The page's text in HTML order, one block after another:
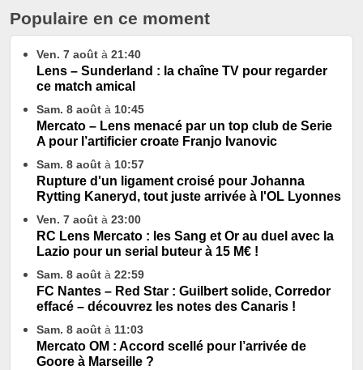
Populaire en ce moment
Ven. 7 août à 21:40
Lens – Sunderland : la chaîne TV pour regarder
ce match amical
Sam. 8 août à 10:45
Mercato – Lens menacé par un top club de Serie
A pour l’artificier croate Franjo Ivanovic
Sam. 8 août à 10:57
Rupture d'un ligament croisé pour Johanna
Rytting Kaneryd, tout juste arrivée à l'OL Lyonnes
Ven. 7 août à 23:00
RC Lens Mercato : les Sang et Or au duel avec la
Lazio pour un serial buteur à 15 M€ !
Sam. 8 août à 22:59
FC Nantes – Red Star : Guilbert solide, Corredor
effacé – découvrez les notes des Canaris !
Sam. 8 août à 11:03
Mercato OM : Accord scellé pour l’arrivée de
Goore à Marseille ?